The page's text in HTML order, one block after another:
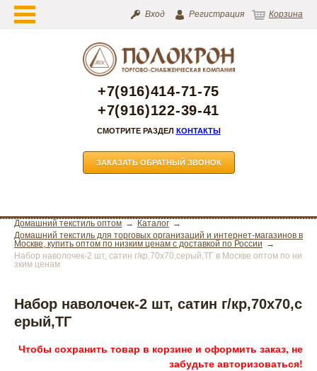
Вход Регистрация Корзина
+7(916)414-71-75
+7(916)122-39-41
СМОТРИТЕ РАЗДЕЛ КОНТАКТЫ
ЗАКАЗАТЬ ОБРАТНЫЙ ЗВОНОК
Домашний текстиль оптом
Каталог
Домашний текстиль для торговых организаций и интернет-магазинов в
Москве, купить оптом по низким ценам с доставкой по России
Набор наволочек-2 шт, сатин г/кр,70х70,серый,ТГ в Москве оптом по ни
зким ценам
Набор наволочек-2 шт, сатин г/кр,70х70,с
ерый,ТГ
Чтобы сохранить товар в корзине и оформить заказ, не
забудьте авторизоваться!